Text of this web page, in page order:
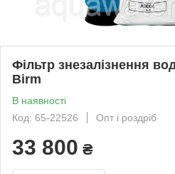
Фільтр знезалізнення
Birm
В наявності
Код: 65-22526
Опт і роздріб
33 800 ₴